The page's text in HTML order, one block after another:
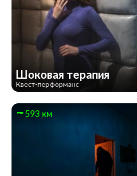
Шоковая терапия
Квест-перформанс
593 км